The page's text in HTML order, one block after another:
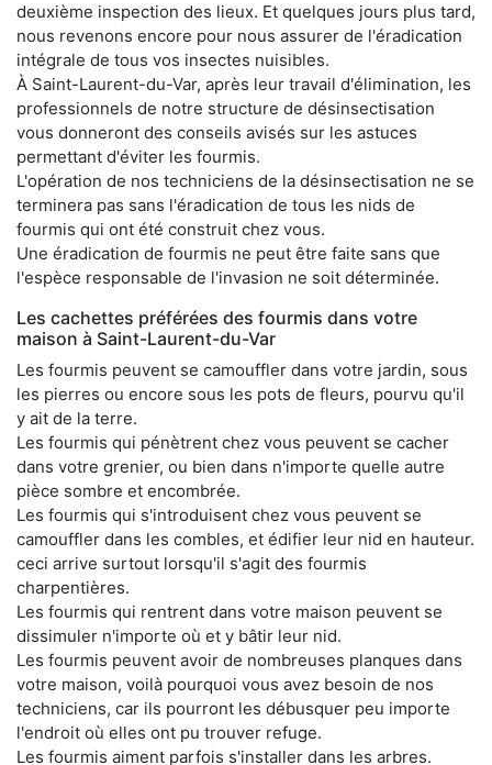
deuxième inspection des lieux. Et quelques jours plus tard,
nous revenons encore pour nous assurer de l'éradication
intégrale de tous vos insectes nuisibles.
À Saint-Laurent-du-Var, après leur travail d'élimination, les
professionnels de notre structure de désinsectisation
vous donneront des conseils avisés sur les astuces
permettant d'éviter les fourmis.
L'opération de nos techniciens de la désinsectisation ne se
terminera pas sans l'éradication de tous les nids de
fourmis qui ont été construit chez vous.
Une éradication de fourmis ne peut être faite sans que
l'espèce responsable de l'invasion ne soit déterminée.
Les cachettes préférées des fourmis dans votre
maison à Saint-Laurent-du-Var
Les fourmis peuvent se camouffler dans votre jardin, sous
les pierres ou encore sous les pots de fleurs, pourvu qu'il
y ait de la terre.
Les fourmis qui pénètrent chez vous peuvent se cacher
dans votre grenier, ou bien dans n'importe quelle autre
pièce sombre et encombrée.
Les fourmis qui s'introduisent chez vous peuvent se
camouffler dans les combles, et édifier leur nid en hauteur.
ceci arrive surtout lorsqu'il s'agit des fourmis
charpentières.
Les fourmis qui rentrent dans votre maison peuvent se
dissimuler n'importe où et y bâtir leur nid.
Les fourmis peuvent avoir de nombreuses planques dans
votre maison, voilà pourquoi vous avez besoin de nos
techniciens, car ils pourront les débusquer peu importe
l'endroit où elles ont pu trouver refuge.
Les fourmis aiment parfois s'installer dans les arbres.